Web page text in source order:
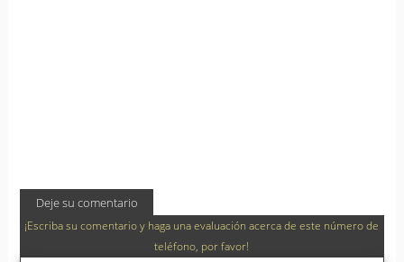
Deje su comentario
¡Escriba su comentario y haga una evaluación acerca de este número de
teléfono, por favor!